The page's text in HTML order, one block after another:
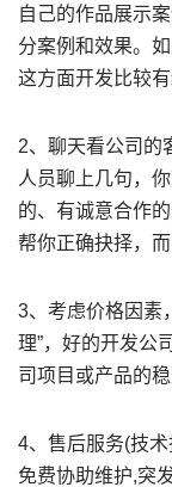
自己的作品展示
分案例和效果。
这方面开发比较
2、聊天看公司的
人员聊上几句，
的、有诚意合作
帮你正确抉择，
3、考虑价格因素
理”，好的开发公
司项目或产品的
4、售后服务(技
免费协助维护,突